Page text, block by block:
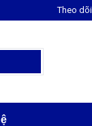
Theo